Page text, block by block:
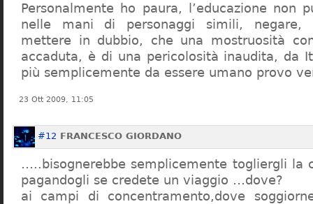
Personalmente ho paura, l’educazione non
nelle mani di personaggi simili, negare,
mettere in dubbio, che una mostruosità
accaduta, è di una pericolosità inaudita, da
più semplicemente da essere umano provo
23 Ott 2009, 11:05
#12 FRANCESCO GIORDANO
…..bisognerebbe semplicemente togliergli la
pagandogli se credete un viaggio …dove?
ai campi di concentramento,dove